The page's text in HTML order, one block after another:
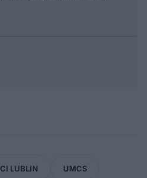
LUBLIN UMCS